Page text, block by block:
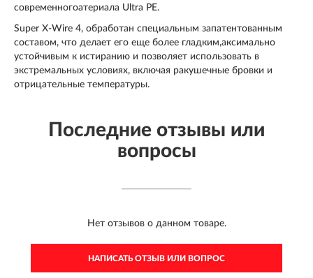
современногоатериала Ultra PE.
Super X-Wire 4, обработан специальным запатентованным
составом, что делает его еще более гладким,аксимально
устойчивым к истиранию и позволяет использовать в
экстремальных условиях, включая ракушечные бровки и
отрицательные температуры.
Последние отзывы или
вопросы
Нет отзывов о данном товаре.
НАПИСАТЬ ОТЗЫВ ИЛИ ВОПРОС